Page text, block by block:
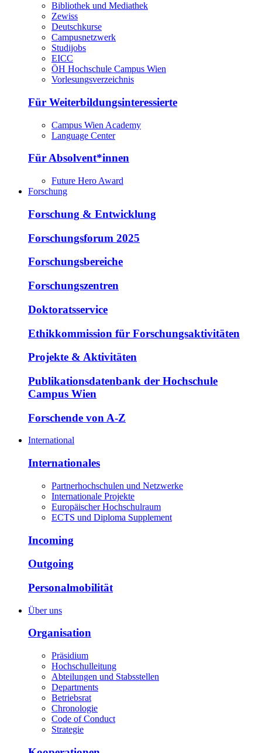
Bibliothek und Mediathek
Zewiss
Deutschkurse
Campusnetzwerk
Studijobs
EICC
ÖH Hochschule Campus Wien
Vorlesungsverzeichnis
Für Weiterbildungsinteressierte
Campus Wien Academy
Language Center
Für Absolvent*innen
Future Hero Award
Forschung
Forschung & Entwicklung
Forschungsforum 2025
Forschungsbereiche
Forschungszentren
Doktoratsservice
Ethikkommission für Forschungsaktivitäten
Projekte & Aktivitäten
Publikationsdatenbank der Hochschule
Campus Wien
Forschende von A-Z
International
Internationales
Partnerhochschulen und Netzwerke
Internationale Projekte
Europäischer Hochschulraum
ECTS und Diploma Supplement
Incoming
Outgoing
Personalmobilität
Über uns
Organisation
Präsidium
Hochschulleitung
Abteilungen und Stabsstellen
Departments
Betriebsrat
Chronologie
Code of Conduct
Strategie